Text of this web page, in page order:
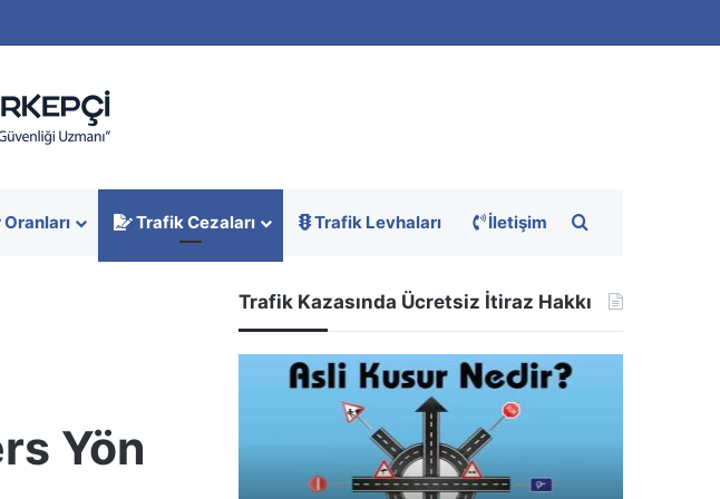
Trafik Cezaları Trafik Levhaları İletişim Arama yap ...
Yön
Trafik Kazasında Ücretsiz İtiraz Hakkı